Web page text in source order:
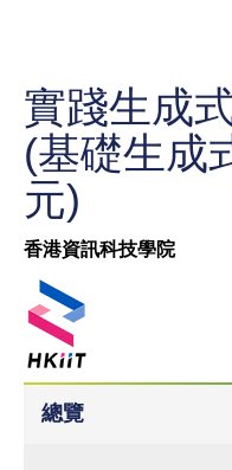
實踐生成
(基礎生成
元)
香港資訊科技學院
總覽